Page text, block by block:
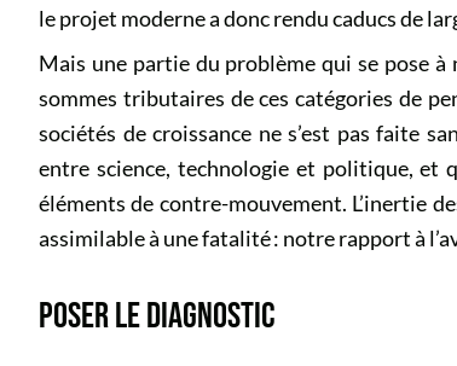
le projet moderne a donc rendu caducs de
Mais une partie du problème qui se pose
sommes tributaires de ces catégories de
sociétés de croissance ne s’est pas faite
entre science, technologie et politique, et
éléments de contre-mouvement. L’inertie
assimilable à une fatalité : notre rapport à
POSER LE DIAGNOSTIC